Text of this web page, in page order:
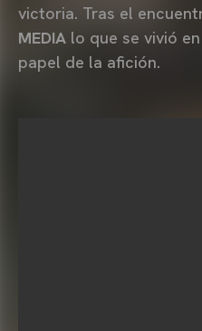
victoria. Tras el
MEDIA lo que se vivió
papel de la afición.